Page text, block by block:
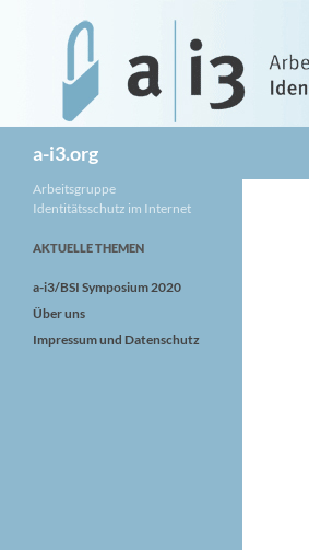
a-i3.org
Arbeitsgruppe
Identitätsschutz im Internet
AKTUELLE THEMEN
a-i3/BSI Symposium 2020
Über uns
Impressum und Datenschutz